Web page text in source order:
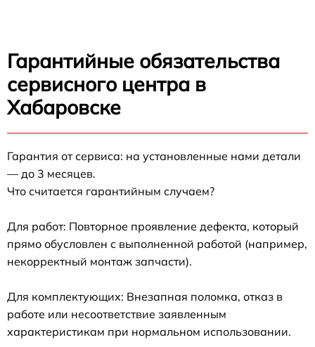
Гарантийные обязательства
сервисного центра в
Хабаровске
Гарантия от сервиса: на установленные нами детали
— до 3 месяцев.
Что считается гарантийным случаем?
Для работ: Повторное проявление дефекта, который
прямо обусловлен с выполненной работой (например,
некорректный монтаж запчасти).
Для комплектующих: Внезапная поломка, отказ в
работе или несоответствие заявленным
характеристикам при нормальном использовании.